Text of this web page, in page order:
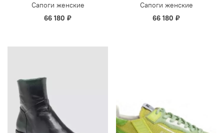
Сапоги женские
66 180 ₽
Сапоги женские
66 180 ₽